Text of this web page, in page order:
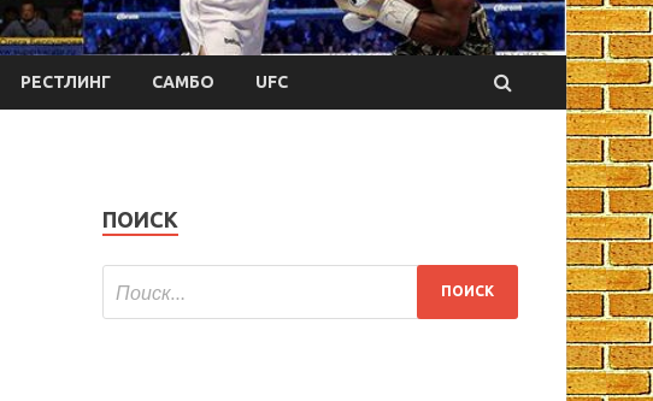
РЕСТЛИНГ САМБО UFC
ПОИСК